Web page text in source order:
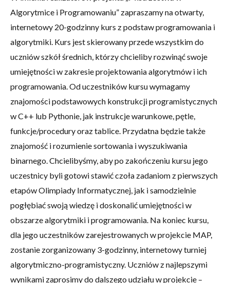
Algorytmice i Programowaniu” zapraszamy na otwarty,
internetowy 20-godzinny kurs z podstaw programowania i
algorytmiki. Kurs jest skierowany przede wszystkim do
uczniów szkół średnich, którzy chcieliby rozwinąć swoje
umiejętności w zakresie projektowania algorytmów i ich
programowania. Od uczestników kursu wymagamy
znajomości podstawowych konstrukcji programistycznych
w C++ lub Pythonie, jak instrukcje warunkowe, pętle,
funkcje/procedury oraz tablice. Przydatna będzie także
znajomość i rozumienie sortowania i wyszukiwania
binarnego. Chcielibyśmy, aby po zakończeniu kursu jego
uczestnicy byli gotowi stawić czoła zadaniom z pierwszych
etapów Olimpiady Informatycznej, jak i samodzielnie
pogłębiać swoją wiedzę i doskonalić umiejętności w
obszarze algorytmiki i programowania. Na koniec kursu,
dla jego uczestników zarejestrowanych w projekcie MAP,
zostanie zorganizowany 3-godzinny, internetowy turniej
algorytmiczno-programistyczny. Uczniów z najlepszymi
wynikami zaprosimy do dalszego udziału w projekcie –